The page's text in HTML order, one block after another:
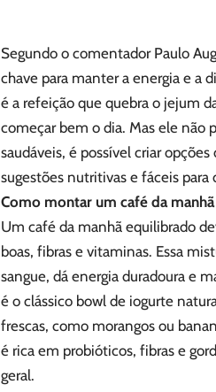
Segundo o comentador Paulo
chave para manter a energia e a
é a refeição que quebra o jejum
começar bem o dia. Mas ele não
saudáveis, é possível criar
sugestões nutritivas e fáceis para
Como montar um café da
Um café da manhã equilibrado
boas, fibras e vitaminas. Essa
sangue, dá energia duradoura e
é o clássico bowl de iogurte
frescas, como morangos ou
é rica em probióticos, fibras e
geral.